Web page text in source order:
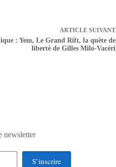
ARTICLESUIVANT
: Yem, Le Grand Rift, la quête de
liberté de Gilles Milo-Vacéri
newsletter
S’inscrire